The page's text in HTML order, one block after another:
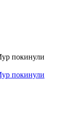
покинули
покинули